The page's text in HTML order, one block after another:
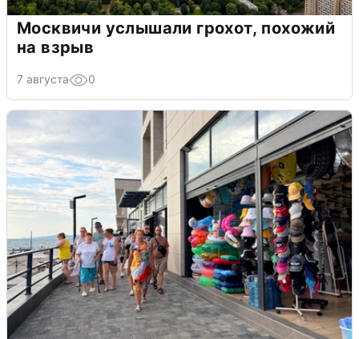
Москвичи услышали грохот, похожий
на взрыв
7 августа 0